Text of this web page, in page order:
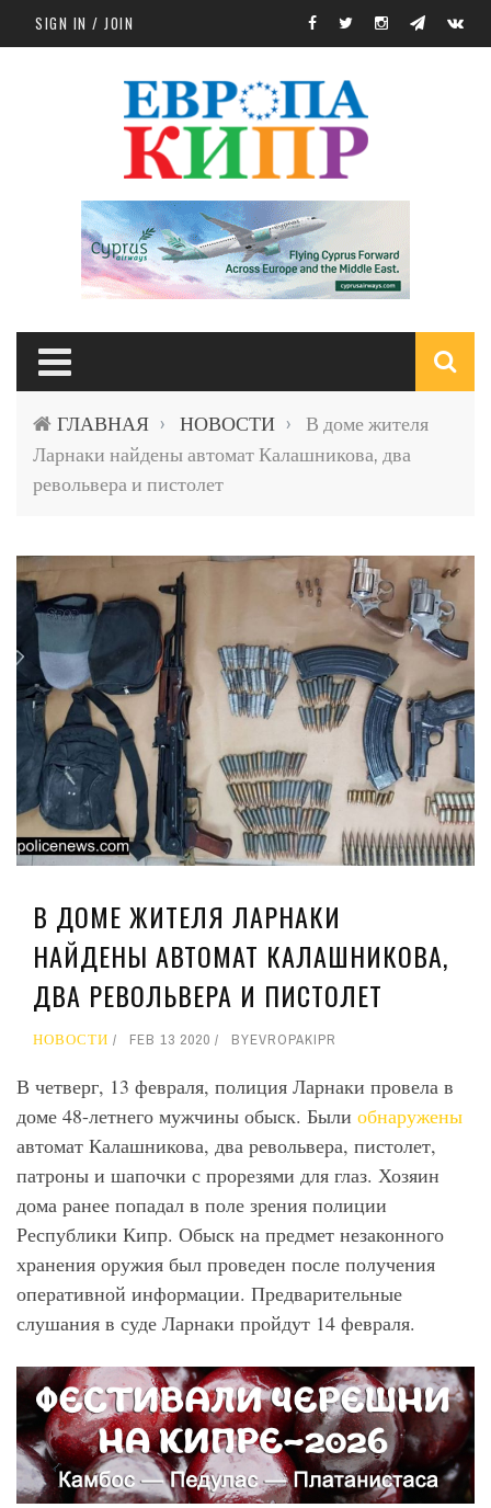
Skip to main content
SIGN IN / JOIN
ГЛАВНАЯ › НОВОСТИ ›
В доме жителя
Ларнаки найдены автомат Калашникова, два
револьвера и пистолет
В ДОМЕ ЖИТЕЛЯ ЛАРНАКИ
НАЙДЕНЫ АВТОМАТ КАЛАШНИКОВА,
ДВА РЕВОЛЬВЕРА И ПИСТОЛЕТ
НОВОСТИ FEB 13 2020 BYEVROPAKIPR
В четверг, 13 февраля, полиция Ларнаки провела в
доме 48-летнего мужчины обыск. Были обнаружены
автомат Калашникова, два револьвера, пистолет,
патроны и шапочки с прорезями для глаз. Хозяин
дома ранее попадал в поле зрения полиции
Республики Кипр. Обыск на предмет незаконного
хранения оружия был проведен после получения
оперативной информации. Предварительные
слушания в суде Ларнаки пройдут 14 февраля.